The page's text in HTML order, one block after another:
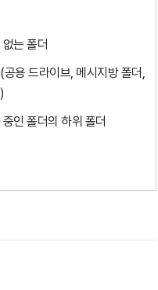
는 폴더
용 드라이브, 메시지방 폴더,
인 폴더의 하위 폴더